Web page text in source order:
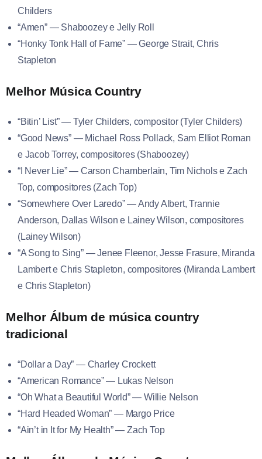
Childers
“Amen” — Shaboozey e Jelly Roll
“Honky Tonk Hall of Fame” — George Strait, Chris
Stapleton
Melhor Música Country
“Bitin’ List” — Tyler Childers, compositor (Tyler Childers)
“Good News” — Michael Ross Pollack, Sam Elliot Roman
e Jacob Torrey, compositores (Shaboozey)
“I Never Lie” — Carson Chamberlain, Tim Nichols e Zach
Top, compositores (Zach Top)
“Somewhere Over Laredo” — Andy Albert, Trannie
Anderson, Dallas Wilson e Lainey Wilson, compositores
(Lainey Wilson)
“A Song to Sing” — Jenee Fleenor, Jesse Frasure, Miranda
Lambert e Chris Stapleton, compositores (Miranda Lambert
e Chris Stapleton)
Melhor Álbum de música country
tradicional
“Dollar a Day” — Charley Crockett
“American Romance” — Lukas Nelson
“Oh What a Beautiful World” — Willie Nelson
“Hard Headed Woman” — Margo Price
“Ain’t in It for My Health” — Zach Top